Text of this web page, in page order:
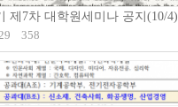
제7차 대학원세미나 공지(10/4)
358